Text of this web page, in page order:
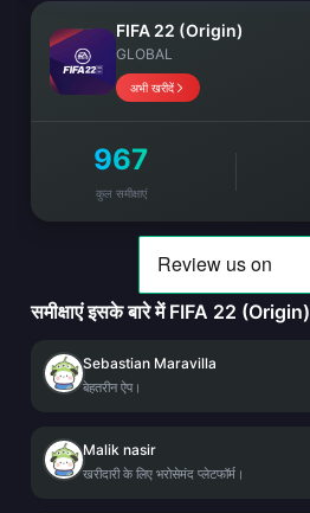
FIFA 22 (Origin)
GLOBAL
अभी खरीदें
967
कुल समीक्षाएं
समीक्षाएं इसके बारे में FIFA 22 (Origin)
Sebastian Maravilla
बेहतरीन ऐप।
Malik nasir
खरीदारी के लिए भरोसेमंद प्लेटफॉर्म।